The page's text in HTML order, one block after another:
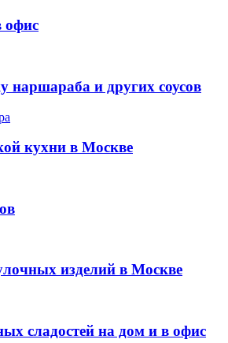
офис
наршараба и других соусов
кухни в Москве
изделий в Москве
сладостей на дом и в офис